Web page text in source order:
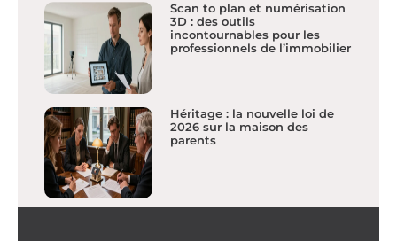
Scan to plan et numérisation
3D : des outils
incontournables pour les
professionnels de l’immobilier
Héritage : la nouvelle loi de
2026 sur la maison des
parents